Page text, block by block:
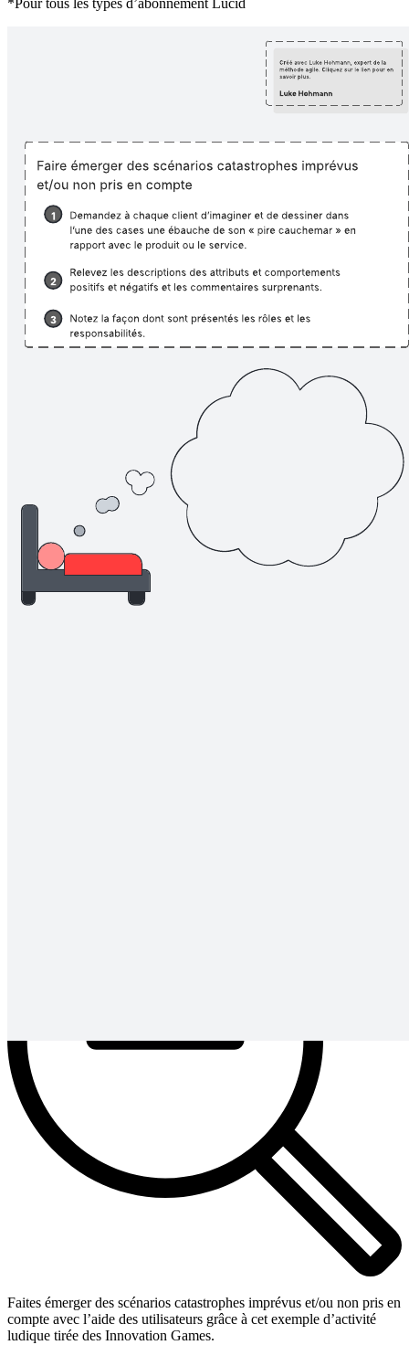
*Pour tous les types d’abonnement Lucid
Faites émerger des scénarios catastrophes imprévus et/ou non pris en
compte avec l’aide des utilisateurs grâce à cet exemple d’activité
ludique tirée des Innovation Games.